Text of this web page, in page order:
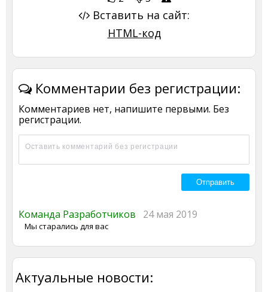
Вставить на сайт:
HTML-код
Комментарии без регистрации:
Комментариев нет, напишите первыми. Без
регистрации.
Команда Разработчиков 24 мая 2019
Мы старались для вас
Актуальные новости: